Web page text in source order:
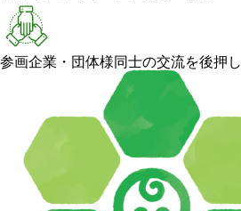
参画企業・団体様同士の交流を後押し